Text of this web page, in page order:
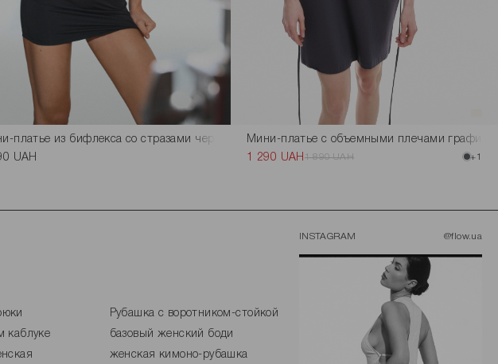
платье из бифлекса со стразами черного цвета
UAH
Мини-платье с объемными плечами
1 290 UAH 1 890 UAH +1
Рубашка с воротником-стойкой
каблуке
базовый женский боди
женская кимоно-рубашка
INSTAGRAM @flow.ua